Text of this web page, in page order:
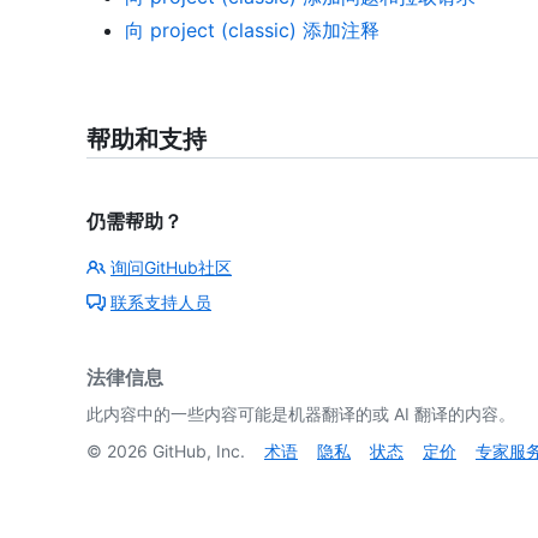
向 project (classic) 添加注释
帮助和支持
仍需帮助？
询问GitHub社区
联系支持人员
法律信息
此内容中的一些内容可能是机器翻译的或 AI 翻译的内容。
© 2026 GitHub, Inc. 术语 隐私 状态 定价 专家服